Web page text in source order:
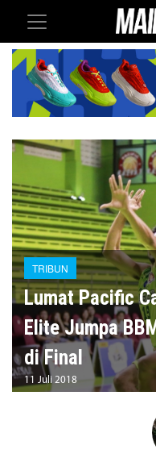
TRIBUN
Lumat Pacific
Elite Jumpa
di Final
11 Juli 2018